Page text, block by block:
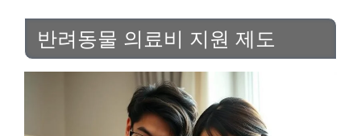
반려동물 의료비 지원 제도